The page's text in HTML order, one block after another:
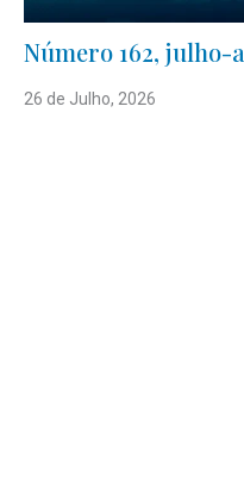
Número 162, julho-
26 de Julho, 2026